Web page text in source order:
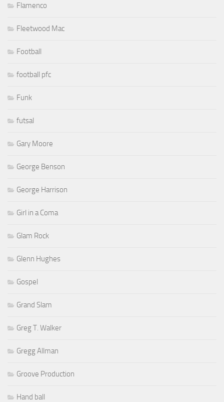
Flamenco
Fleetwood Mac
Football
football pfc
Funk
futsal
Gary Moore
George Benson
George Harrison
Girl in a Coma
Glam Rock
Glenn Hughes
Gospel
Grand Slam
Greg T. Walker
Gregg Allman
Groove Production
Hand ball